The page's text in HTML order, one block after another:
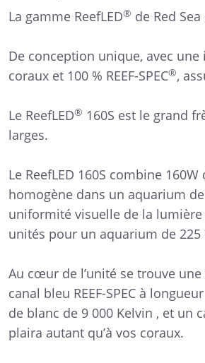
La gamme ReefLED® de Red
De conception unique, avec
coraux et 100 % REEF-SPEC®,
Le ReefLED® 160S est le grand
larges.
Le ReefLED 160S combine
homogène dans un aquarium
uniformité visuelle de la
unités pour un aquarium de
Au cœur de l’unité se trouve une
canal bleu REEF-SPEC à
de blanc de 9 000 Kelvin , et un
plaira autant qu’à vos coraux.